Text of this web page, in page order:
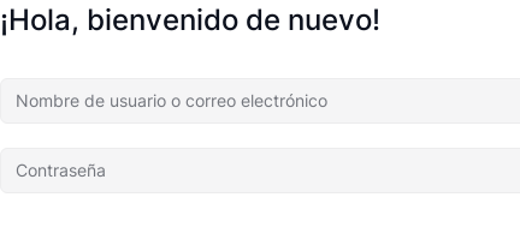
¡Hola, bienvenido de nuevo!